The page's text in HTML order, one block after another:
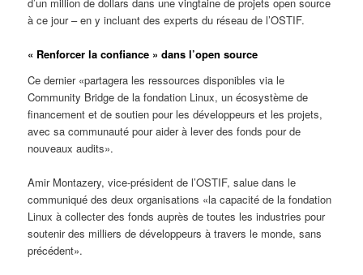
à ce jour – en y incluant des experts du réseau de l’OSTIF.
« Renforcer la confiance » dans l’open source
Ce dernier «partagera les ressources disponibles via le
Community Bridge de la fondation Linux, un écosystème de
financement et de soutien pour les développeurs et les projets,
avec sa communauté pour aider à lever des fonds pour de
nouveaux audits».
Amir Montazery, vice-président de l’OSTIF, salue dans le
communiqué des deux organisations «la capacité de la fondation
Linux à collecter des fonds auprès de toutes les industries pour
soutenir des milliers de développeurs à travers le monde, sans
précédent».